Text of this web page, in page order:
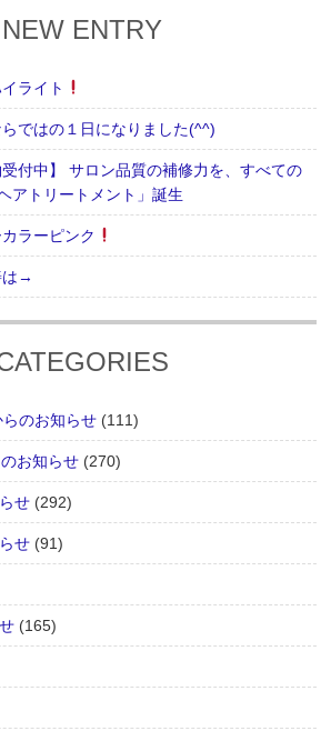
NEW ENTRY
ライト
ではの１日になりました(^^)
受付中】 サロン品質の補修力を、すべての
アトリートメント」誕生
ラーピンク
は→
のお知らせ (111)
お知らせ (270)
せ (292)
せ (91)
(165)